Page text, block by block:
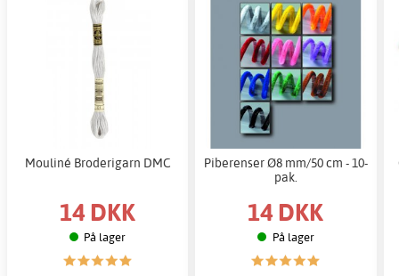
Mouliné Broderigarn DMC
14 DKK
På lager
Piberenser Ø8 mm/50 cm - 10-
pak.
14 DKK
På lager